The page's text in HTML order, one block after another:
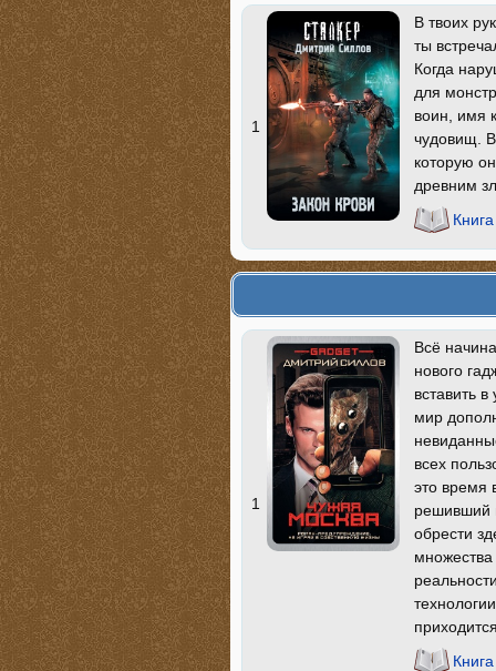
1
В твоих
ты
Когда
для
воин, имя
чудовищ.
которую
древним
1
Всё
нового
вставить
мир
всех
это время
решивший
обрести